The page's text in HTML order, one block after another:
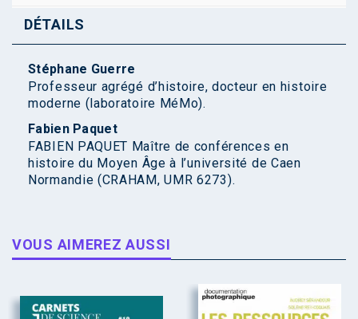
DÉTAILS
Stéphane Guerre
Professeur agrégé d’histoire, docteur en histoire
moderne (laboratoire MéMo).
Fabien Paquet
FABIEN PAQUET Maître de conférences en
histoire du Moyen Âge à l’université de Caen
Normandie (CRAHAM, UMR 6273).
VOUS AIMEREZ AUSSI